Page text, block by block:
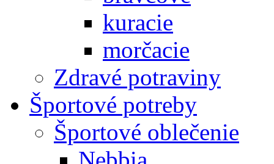
kuracie
morčacie
Zdravé potraviny
Športové potreby
Športové oblečenie